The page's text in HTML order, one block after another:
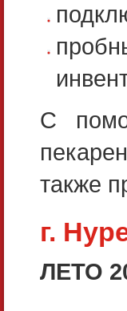
С
также
г.
ЛЕТО